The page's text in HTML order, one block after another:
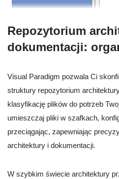
Repozytorium
dokumentacji:
Visual Paradigm pozwala Ci
struktury repozytorium
klasyfikację plików do potrzeb
umieszczaj pliki w szafkach,
przeciągając, zapewniając
architektury i dokumentacji.
W szybkim świecie architektury